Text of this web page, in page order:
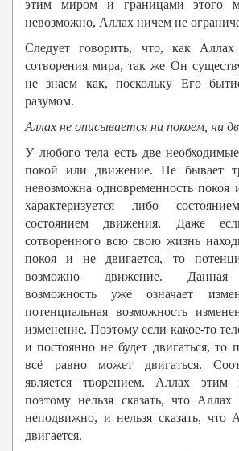
этим миром и границами этого
невозможно, Аллах ничем не
Следует говорить, что, как Аллах
сотворения мира, так же Он
не знаем как, поскольку Его
разумом.
Аллах не описывается ни покоем, ни
У любого тела есть две
покой или движение. Не бывает
невозможна одновременность покоя
характеризуется либо
состоянием движения. Даже
сотворенного всю свою жизнь
покоя и не двигается, то
возможно движение. Данная
возможность уже означает
потенциальная возможность
изменение. Поэтому если какое-то
и постоянно не будет двигаться, то
всё равно может двигаться.
является творением. Аллах этим
поэтому нельзя сказать, что Аллах
неподвижно, и нельзя сказать, что
двигается.